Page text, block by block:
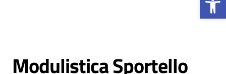
Modulistica Sportello